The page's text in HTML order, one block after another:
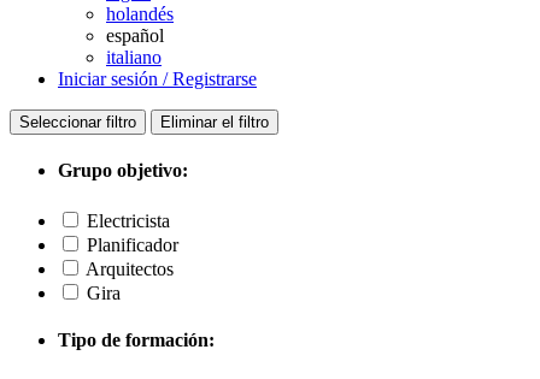
holandés
español
italiano
Iniciar sesión / Registrarse
Seleccionar filtro Eliminar el filtro
Grupo objetivo:
Electricista
Planificador
Arquitectos
Gira
Tipo de formación: